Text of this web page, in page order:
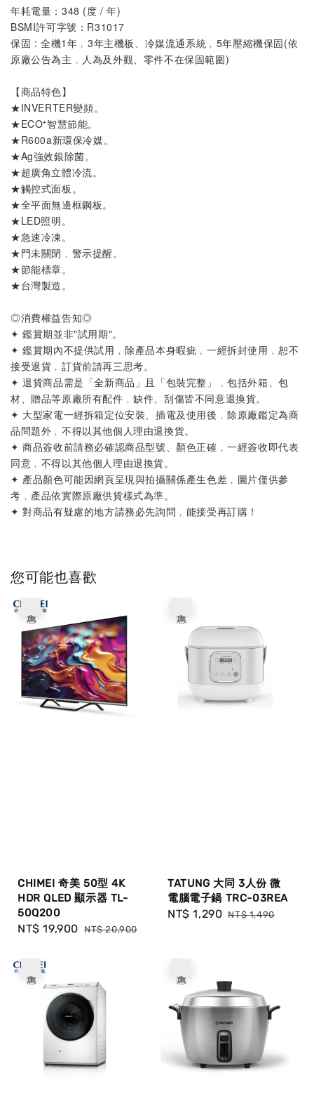
年耗電量：348 (度 / 年)
BSMI許可字號：R31017
保固 : 全機1年 ﹐3年主機板、冷媒流通系統 ﹐ 5年壓縮機保固(依
原廠公告為主 ﹐ 人為及外觀、零件不在保固範圍)
【商品特色】
★INVERTER變頻。
★ECO⁺智慧節能。
★R600a新環保冷媒。
★Ag強效銀除菌。
★超廣角立體冷流。
★觸控式面板 。
★全平面無邊框鋼板。
★LED照明。
★急速冷凍。
★門未關閉 ﹐ 警示提醒。
★節能標章。
★台灣製造。
◎消費權益告知◎
✦ 鑑賞期並非"試用期"。
✦ 鑑賞期內不提供試用﹐除產品本身暇疵﹐一經拆封使用﹐恕不
接受退貨﹐訂貨前請再三思考。
✦ 退貨商品需是「全新商品」且「包裝完整」﹐包括外箱、包
材、贈品等原廠所有配件﹐缺件、刮傷皆不同意退換貨。
✦ 大型家電一經拆箱定位安裝、插電及使用後﹐除原廠鑑定為商
品問題外﹐不得以其他個人理由退換貨。
✦ 商品簽收前請務必確認商品型號、顏色正確﹐一經簽收即代表
同意﹐不得以其他個人理由退換貨。
✦ 產品顏色可能因網頁呈現與拍攝關係產生色差﹐圖片僅供參
考﹐產品依實際原廠供貨樣式為準。
✦ 對商品有疑慮的地方請務必先詢問﹐能接受再訂購！
您可能也喜歡
CHIMEI 奇美 50型 4K
HDR QLED 顯示器 TL-
50Q200
Sale
NT$ 19,900 Regular
NT$ 20,900
TATUNG 大同 3人份 微
電腦電子鍋 TRC-03REA
Sale
NT$ 1,290 Regular
NT$ 1,490